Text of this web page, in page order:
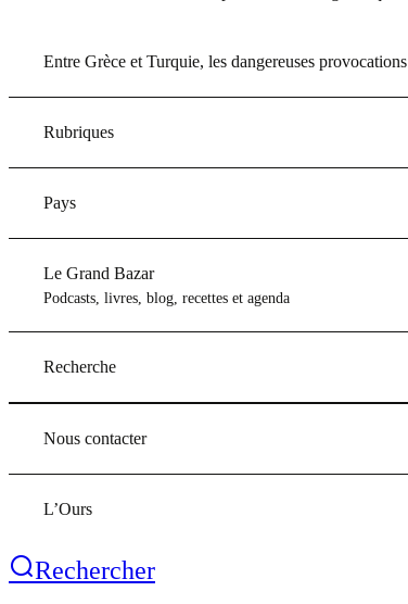
Entre Grèce et Turquie, les dangereuses provocations
Rubriques
Pays
Le Grand Bazar
Podcasts, livres, blog, recettes et agenda
Recherche
Nous contacter
L’Ours
Rechercher